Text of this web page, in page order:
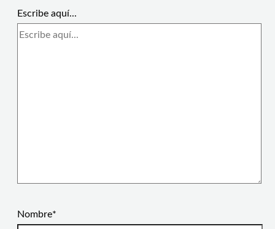
Escribe aquí...
Nombre*